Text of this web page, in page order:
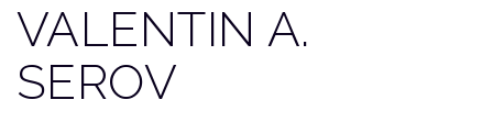
VALENTIN A.
SEROV